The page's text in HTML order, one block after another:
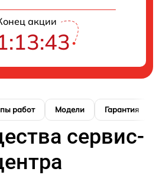
акции
работ Модели Гарантия
сервис-